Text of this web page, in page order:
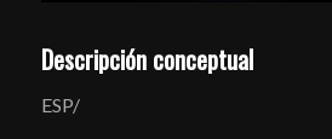
Descripción conceptual
ESP/